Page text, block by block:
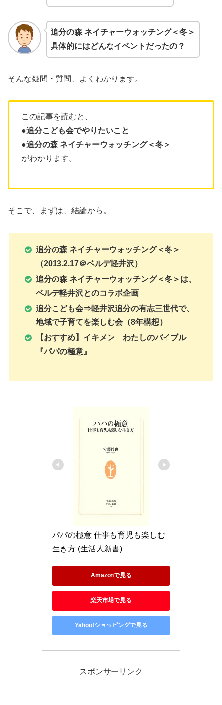
追分の森 ネイチャーウォッチング＜冬＞
具体的にはどんなイベントだったの？
そんな疑問・質問、よくわかります。
この記事を読むと、
●追分こども会でやりたいこと
●追分の森 ネイチャーウォッチング＜冬＞
がわかります。
そこで、まずは、結論から。
追分の森 ネイチャーウォッチング＜冬＞
（2013.2.17＠ベルデ軽井沢）
追分の森 ネイチャーウォッチング＜冬＞は、
ベルデ軽井沢とのコラボ企画
追分こども会⇒軽井沢追分の有志三世代で、
地域で子育てを楽しむ会（8年構想）
【おすすめ】イキメン わたしのバイブル
『パパの極意』
パパの極意 仕事も育児も楽しむ
生き方 (生活人新書)
Amazonで見る
楽天市場で見る
Yahoo!ショッピングで見る
スポンサーリンク